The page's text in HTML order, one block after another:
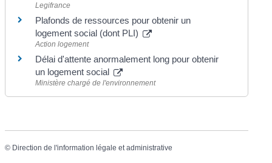
Legifrance
Plafonds de ressources pour obtenir un
logement social (dont PLI)
Action logement
Délai d'attente anormalement long pour obtenir
un logement social
Ministère chargé de l'environnement
© Direction de l'information légale et administrative